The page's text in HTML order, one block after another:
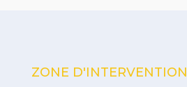
ZONE D'INTERVENTION